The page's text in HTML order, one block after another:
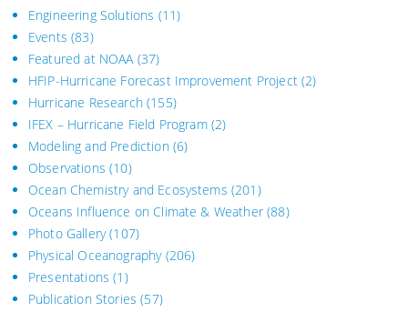
Engineering Solutions (11)
Events (83)
Featured at NOAA(37)
HFIP-Hurricane Forecast Improvement Project(2)
Hurricane Research(155)
IFEX – Hurricane Field Program(2)
Modeling and Prediction(6)
Observations (10)
Ocean Chemistry and Ecosystems (201)
Oceans Influence on Climate & Weather(88)
Photo Gallery(107)
Physical Oceanography(206)
Presentations (1)
Publication Stories (57)